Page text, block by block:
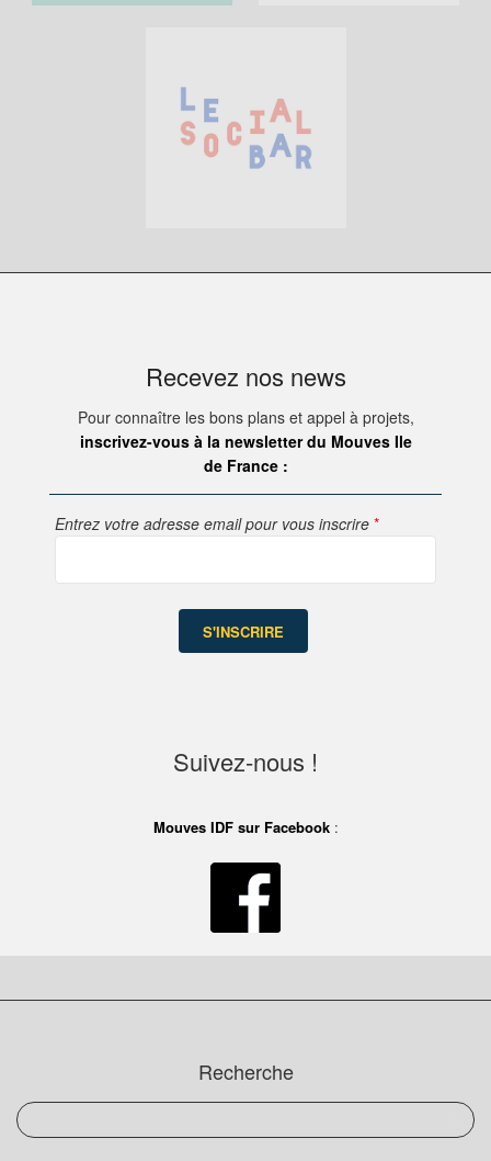
Recevez nos news
Pour connaître les bons plans et appel à projets,
inscrivez-vous à la newsletter du Mouves Ile
de France :
Entrez votre adresse email pour vous inscrire *
S'INSCRIRE
Suivez-nous !
Mouves IDF sur Facebook:
Recherche